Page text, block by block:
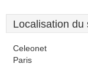
Localisation du
Celeonet
Paris